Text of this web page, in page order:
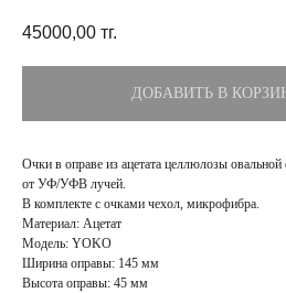
45000,00 тг.
ДОБАВИТЬ В
Очки в оправе из ацетата целлюлозы
от УФ/УФВ лучей.
В комплекте с очками чехол, микрофибра.
Материал: Ацетат
Модель: YOKO
Ширина оправы: 145 мм
Высота оправы: 45 мм